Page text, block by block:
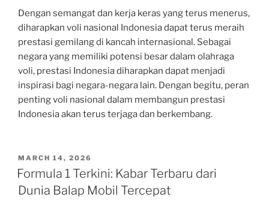
Dengan semangat dan kerja keras yang terus menerus,
diharapkan voli nasional Indonesia dapat terus meraih
prestasi gemilang di kancah internasional. Sebagai
negara yang memiliki potensi besar dalam olahraga
voli, prestasi Indonesia diharapkan dapat menjadi
inspirasi bagi negara-negara lain. Dengan begitu, peran
penting voli nasional dalam membangun prestasi
Indonesia akan terus terjaga dan berkembang.
POSTED
ON
MARCH 14, 2026
Formula 1 Terkini: Kabar Terbaru dari
Dunia Balap Mobil Tercepat